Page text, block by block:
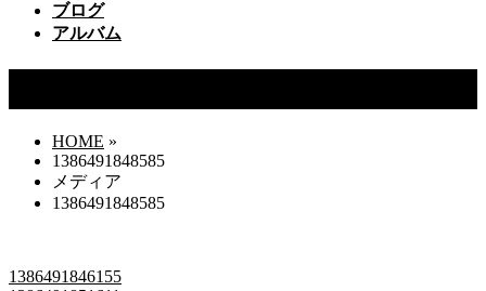
ブログ
アルバム
HOME »
1386491848585
メディア
1386491848585
1386491846155